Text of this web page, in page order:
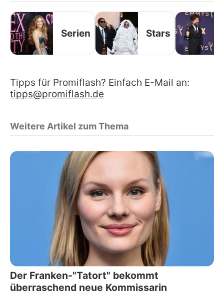
Serien Stars
Tipps für Promiflash? Einfach E-Mail an:
tipps@promiflash.de
Weitere Artikel zum Thema
Der Franken-"Tatort" bekommt
überraschend neue Kommissarin